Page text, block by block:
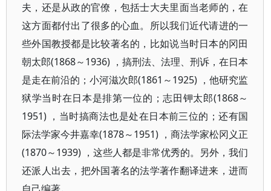
夫，还是从政的官僚，包括士大夫里面当老师的，在
这方面都付出了很多的心血。所以我们近代请进的一
些外国教授都是比较著名的，比如说当时日本的冈田
朝太郎(1868～1936) ，搞刑法、法理、刑诉，在日本
是走在前沿的；小河滋次郎(1861～1925) ，他研究监
狱学当时在日本是排第一位的；志田钾太郎(1868～
1951) ，当时搞商法也是处在日本前三位的；还有国
际法学家今井嘉幸(1878～1951) ，商法学家松冈义正
(1870～1939) ，这些人都是非常优秀的。另外，我们
还派人出去，把外国著名的法学著作翻译进来，进而